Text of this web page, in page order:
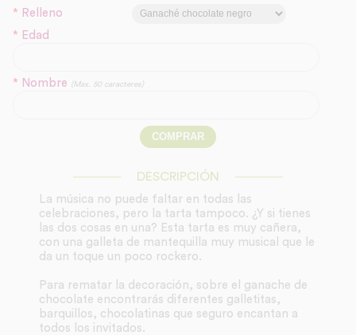
* Relleno
* Edad
* Nombre (Max. 50 caracteres)
DESCRIPCIÓN
La música no puede faltar en todas las
celebraciones, pero la tarta tampoco. ¿Y si tienes
las dos cosas en una? Esta tarta es muy cañera,
con una galleta de mantequilla muy musical que le
da un toque un poco rockero.
Para rematar la decoración, sobre el ganache de
chocolate encontrarás diferentes galletitas,
barquillos, chocolatinas que seguro encantan a
todos los invitados.